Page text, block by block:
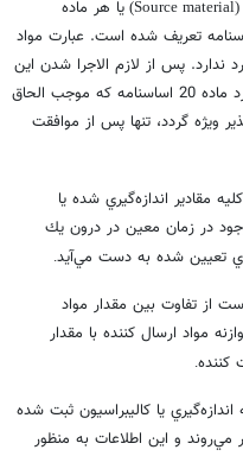
(Source material)
يا هر ماده
ويژه همانطور كه در ماده 20 اساسنامه تعريف شده است. عبارت مواد
ندارد. پس از لازم الاجرا شدن اين
موافقتنامه، هر تصميمي از طرف شورا در مورد ماده 20 اساسنامه كه موجب الحاق
ويژه گردد، تنها پس از موافقت
مقادير اندازه‌گيري شده يا
در زمان معين در درون يك
تعيين شده به دست مي‌آيد.
از تفاوت بين مقدار مواد
مواد ارسال كننده با مقدار
كننده.
يا كاليبراسيون ثبت شده
و اين اطلاعات به منظور